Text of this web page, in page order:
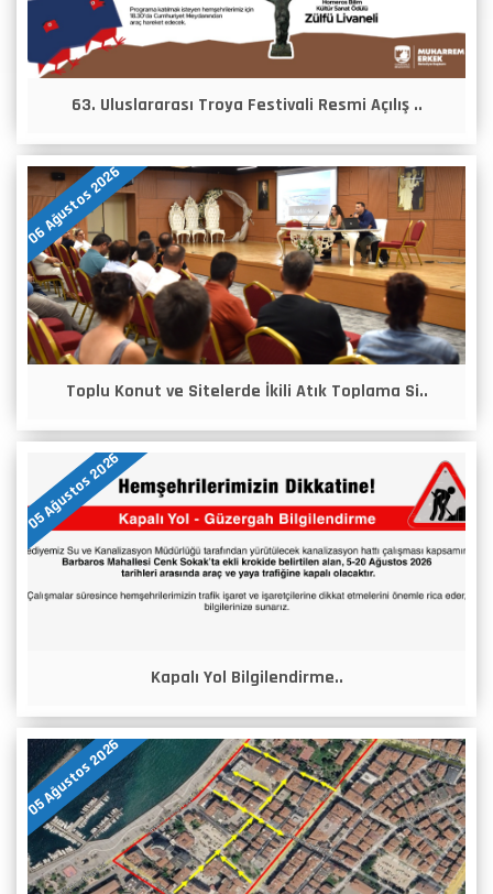
63. Uluslararası Troya Festivali Resmi Açılış ..
06 Ağustos 2026
Toplu Konut ve Sitelerde İkili Atık Toplama Si..
05 Ağustos 2026
Kapalı Yol Bilgilendirme..
05 Ağustos 2026